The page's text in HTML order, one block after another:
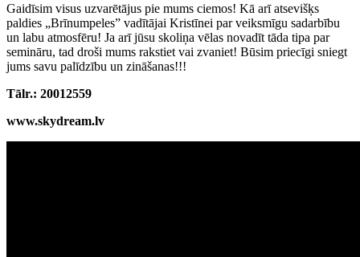
Gaidīsim visus uzvarētājus pie mums ciemos! Kā arī atsevišķs
paldies „Brīnumpeles” vadītājai Kristīnei par veiksmīgu sadarbību
un labu atmosfēru! Ja arī jūsu skoliņa vēlas novadīt tāda tipa par
semināru, tad droši mums rakstiet vai zvaniet! Būsim priecīgi sniegt
jums savu palīdzību un zināšanas!!!
Tālr.: 20012559
www.skydream.lv